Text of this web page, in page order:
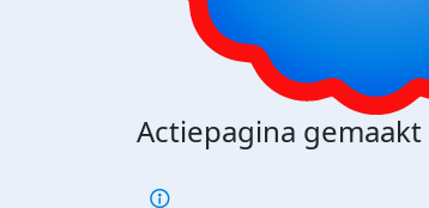
Actiepagina gemaakt